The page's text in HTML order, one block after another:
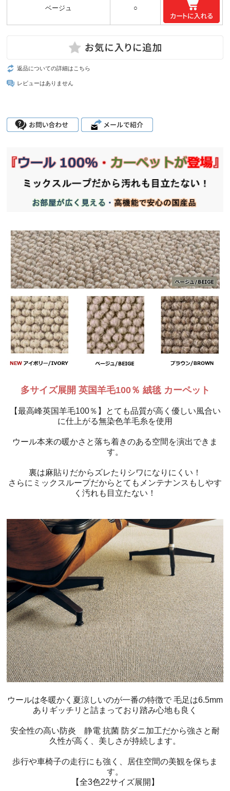
ベージュ ○
返品についての詳細はこちら
レビューはありません
多サイズ展開 英国羊毛100％ 絨毯 カーペット
【最高峰英国羊毛100％】とても品質が高く優しい風合い
に仕上がる無染色羊毛糸を使用
ウール本来の暖かさと落ち着きのある空間を演出できま
す。
裏は麻貼りだからズレたりシワになりにくい！
さらにミックスループだからとてもメンテナンスもしやす
く汚れも目立たない！
ウールは冬暖かく夏涼しいのが一番の特徴で 毛足は6.5mm
ありギッチリと詰まっており踏み心地も良く
安全性の高い防炎 静電 抗菌 防ダニ加工だから強さと耐
久性が高く、美しさが持続します。
歩行や車椅子の走行にも強く、居住空間の美観を保ちま
す。
【全3色22サイズ展開】